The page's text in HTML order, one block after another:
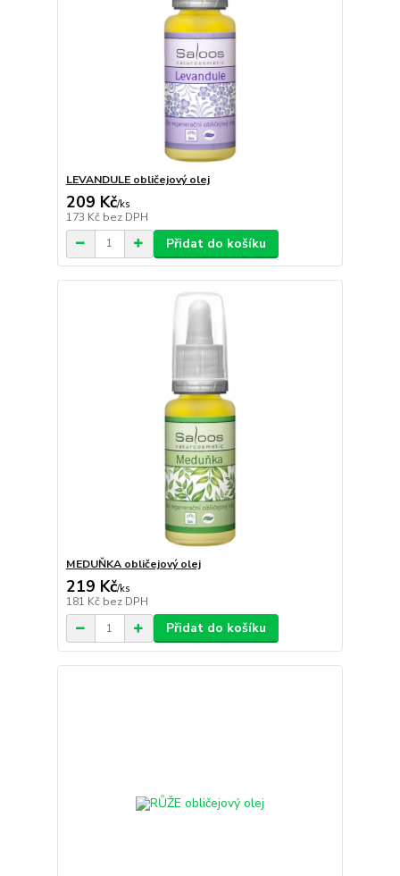
LEVANDULE obličejový olej
209 Kč/ks
173 Kč bez DPH
Přidat do košíku
MEDUŇKA obličejový olej
219 Kč/ks
181 Kč bez DPH
Přidat do košíku